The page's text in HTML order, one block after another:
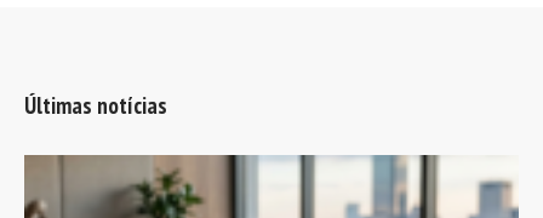
Últimas notícias